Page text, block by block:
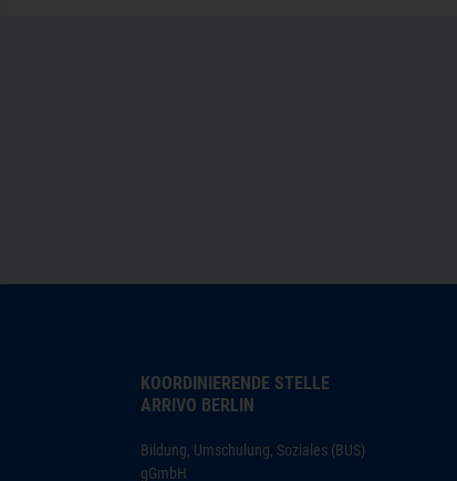
KOORDINIERENDE STELLE
ARRIVO BERLIN
Bildung, Umschulung, Soziales (BUS)
gGmbH